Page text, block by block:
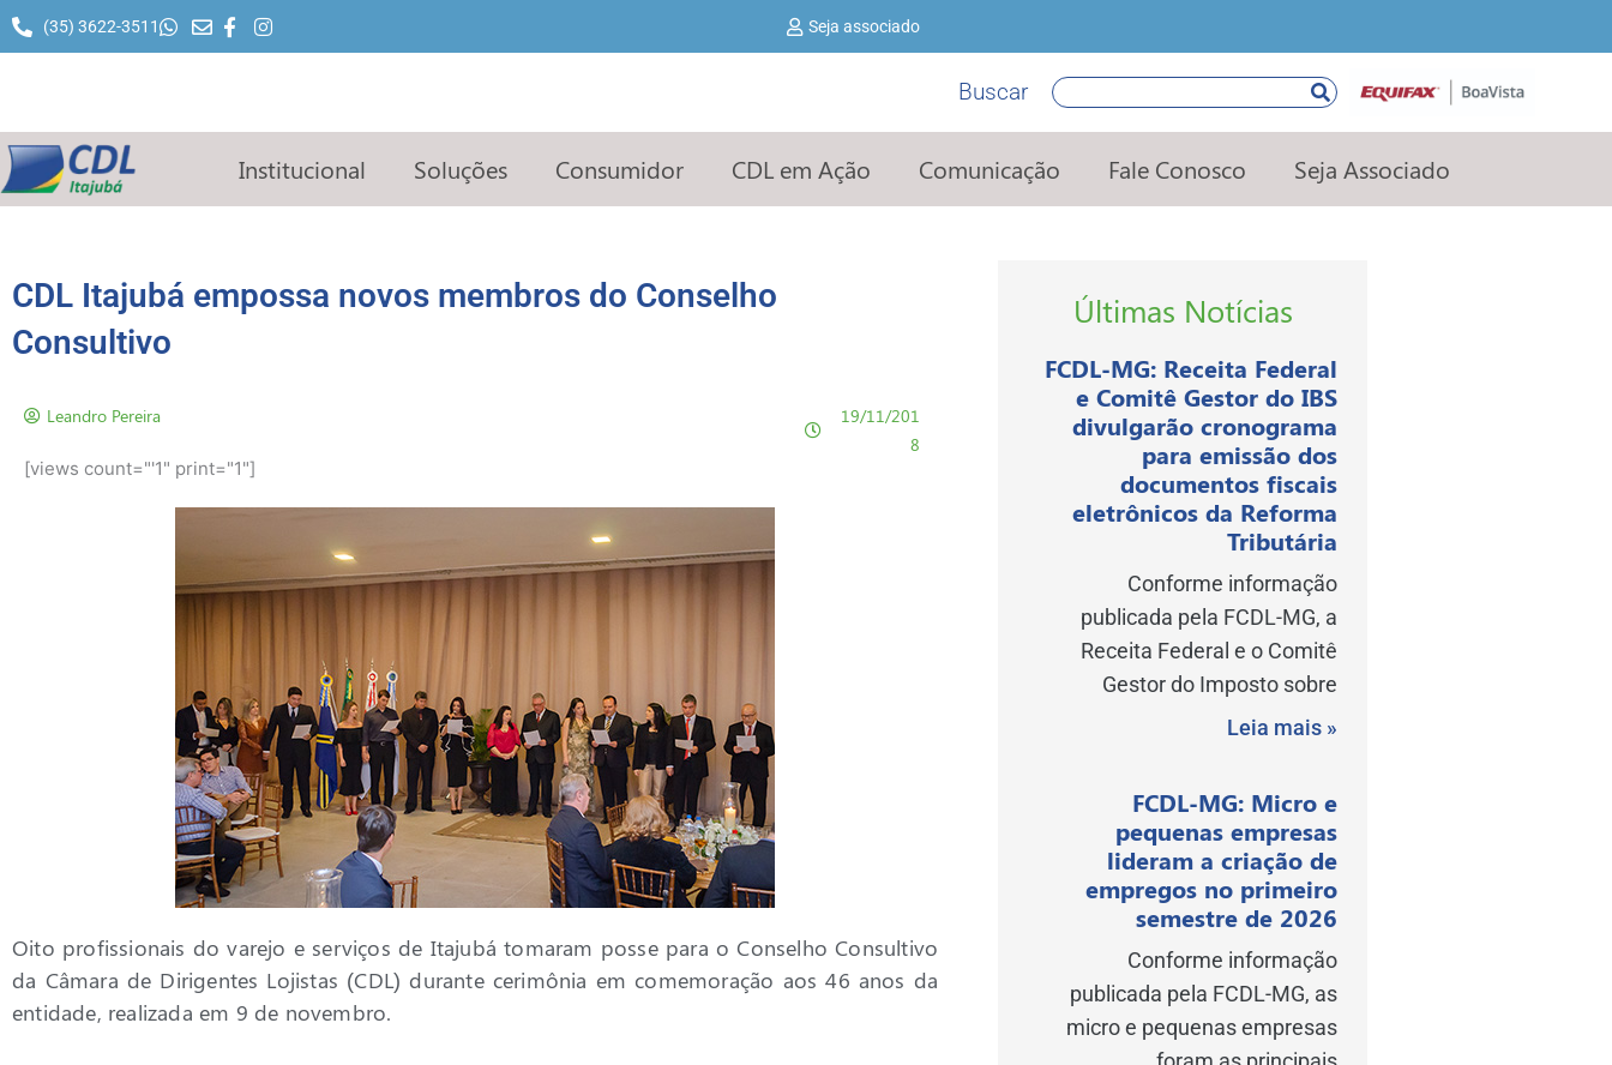
para
(35) 3622-3511 Seja associado
Buscar Pesquisar
Institucional Soluções Consumidor CDL em Ação Comunicação Fale Conosco Seja Associado
CDL Itajubá empossa novos membros do Conselho
Consultivo
Leandro Pereira
[views count="'1" print="1"]
19/11/201
8
Oito profissionais do varejo e serviços de Itajubá tomaram posse para o Conselho Consultivo
da Câmara de Dirigentes Lojistas (CDL) durante cerimônia em comemoração aos 46 anos da
entidade, realizada em 9 de novembro.
Últimas Notícias
FCDL-MG: Receita Federal
e Comitê Gestor do IBS
divulgarão cronograma
para emissão dos
documentos fiscais
eletrônicos da Reforma
Tributária
Conforme informação
publicada pela FCDL-MG, a
Receita Federal e o Comitê
Gestor do Imposto sobre
Leia mais »
FCDL-MG: Micro e
pequenas empresas
lideram a criação de
empregos no primeiro
semestre de 2026
Conforme informação
publicada pela FCDL-MG, as
micro e pequenas empresas